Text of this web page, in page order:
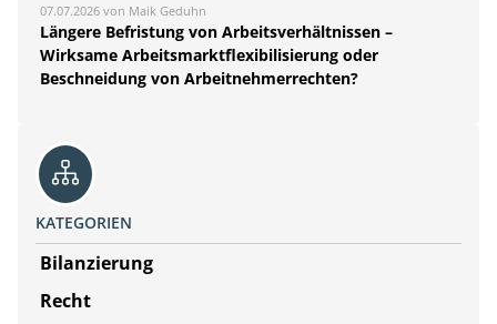
07.07.2026 von Maik Geduhn
Längere Befristung von Arbeitsverhältnissen –
Wirksame Arbeitsmarktflexibilisierung oder
Beschneidung von Arbeitnehmerrechten?
KATEGORIEN
Bilanzierung
Recht